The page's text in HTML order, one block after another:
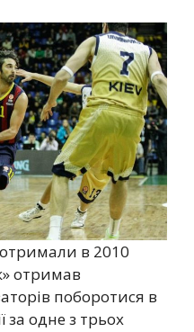
в 2010
отримав
поборотися в
за одне з трьох